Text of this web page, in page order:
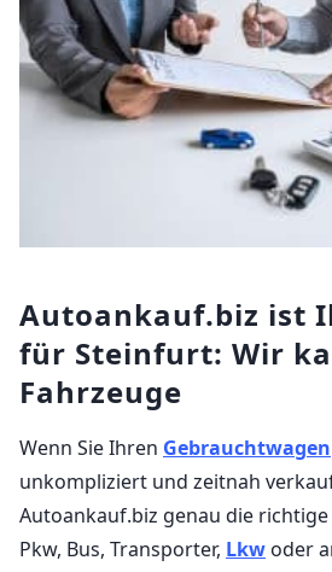
Autoankauf.biz ist
für Steinfurt: Wir
Fahrzeuge
Wenn Sie Ihren Gebrauchtwagen
unkompliziert und zeitnah
Autoankauf.biz genau die richtige
Pkw, Bus, Transporter, Lkw oder